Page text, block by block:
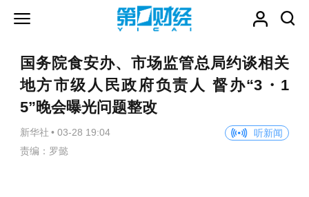
国务院食安办、市场监管总局约谈相关
地方市级人民政府负责人 督办“3・1
5”晚会曝光问题整改
新华社 • 03-28 19:04
听新闻
责编：罗懿